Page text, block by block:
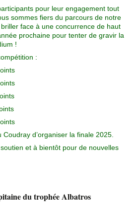
pour leur engagement tout
sommes fiers du parcours de notre
face à une concurrence de haut
prochaine pour tenter de gravir la
!
:
d’organiser la finale 2025.
et à bientôt pour de nouvelles
du trophée Albatros